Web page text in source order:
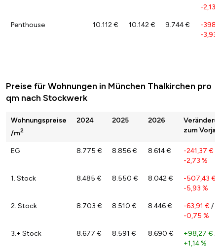
-2,13
Penthouse 10.112 € 10.142 € 9.744 €
-
-3,93
Preise für Wohnungen in München Thalkirchen pro
qm nach Stockwerk
Wohnungspreise
/m2
2024 2025 2026
zum
EG 8.775 € 8.856 € 8.614 € -241,37 €
-2,73 %
1. Stock 8.485 € 8.550 € 8.042 € -507,43 €
-5,93 %
2. Stock 8.703 € 8.510 € 8.446 € -63,91 € /
-0,75 %
3.+ Stock 8.677 € 8.591 € 8.690 € +98,27 € /
+1,14 %